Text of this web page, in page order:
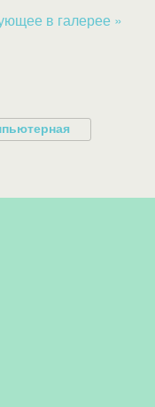
в галерее »